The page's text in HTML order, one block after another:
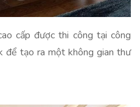
cấp được thi công tại công
để tạo ra một không gian thư